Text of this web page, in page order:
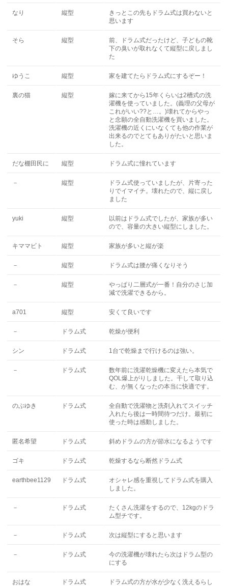
なり 縦型
きっとこの先もドラム式は買わないと
思います
そら 縦型
前、ドラム式だったけど、子どもの靴
下の臭いが取れなくて縦型に戻しまし
た
ゆうこ 縦型 家を建てたらドラム式にするぞー！
裏の猫 縦型
嫁に来てから15年くらいは2槽式の洗
濯機を使っていました。(義理の父母が
これがいい??と…。)壊れてからやっ
と念願の全自動洗濯機を買いました。
洗濯機の近くにいなくても他の作業が
出来るのでとてもありがたいと思いま
した。
だな棚田民に 縦型 ドラム式に憧れています
－ 縦型
ドラム式使っていましたが、片寄った
りでイマイチ。壊れたので、縦に戻し
ました
yuki 縦型
以前はドラム式でしたが、家族が多い
ので、容量の大きい縦型にしました。
キママビト 縦型 家族が多いと縦が楽
－ 縦型 ドラム式は腰が痛くなりそう
－ 縦型
やっぱり二層式が一番！自分のさじ加
減で洗濯できるから。
a701 縦型 安くて良いです
－ ドラム式 乾燥が便利
シン ドラム式 1台で乾燥まで行けるのは強い。
－ ドラム式
数年前に洗濯乾燥機に変えたら本気で
QOL爆上がりしました。干して取り込
む、が無くなったの本当に快適です。
のぶゆき ドラム式
全自動で洗濯物と洗剤入れてスイッチ
入れたら後は一時間待つだけ。最初に
使った時は感動しました。
匿名希望 ドラム式 斜めドラムの方が節水になるようです
ゴキ ドラム式 乾燥するなら断然ドラム式
earthbee1129 ドラム式
オシャレ感を重視してドラム式を購入
しました。
－ ドラム式
たくさん洗濯をするので、12kgのドラ
ム型チです。
－ ドラム式 次は縦型にすると思います
－ ドラム式
今の洗濯機が壊れたら次はドラム型の
にする
おはな ドラム式 ドラム式の方が水が少なく洗えるらし